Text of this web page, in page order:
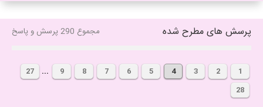
پرسش های مطرح شده مجموع 290 پرسش و پاسخ
1
2
3
4
5
6
7
8
9
...
27
28